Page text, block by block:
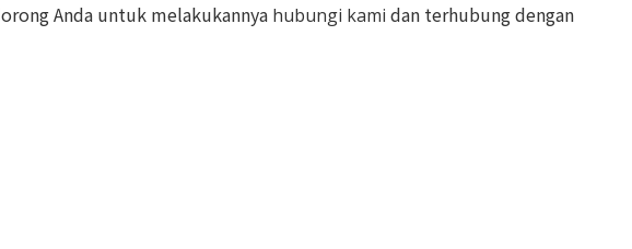
Anda untuk melakukannya hubungi kami dan terhubung dengan